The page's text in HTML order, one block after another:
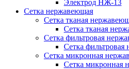
Электрод НЖ-13
Сетка нержавеющая
Сетка тканая
Сетка тканая
Сетка фильтровая
Сетка
Сетка микронная
Сетка микронная